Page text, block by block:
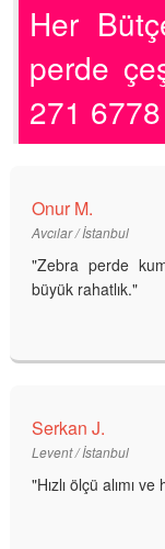
Her
perde
271 6778
Onur M.
Avcılar / İstanbul
"Zebra perde
büyük rahatlık."
Serkan J.
Levent / İstanbul
"Hızlı ölçü alımı